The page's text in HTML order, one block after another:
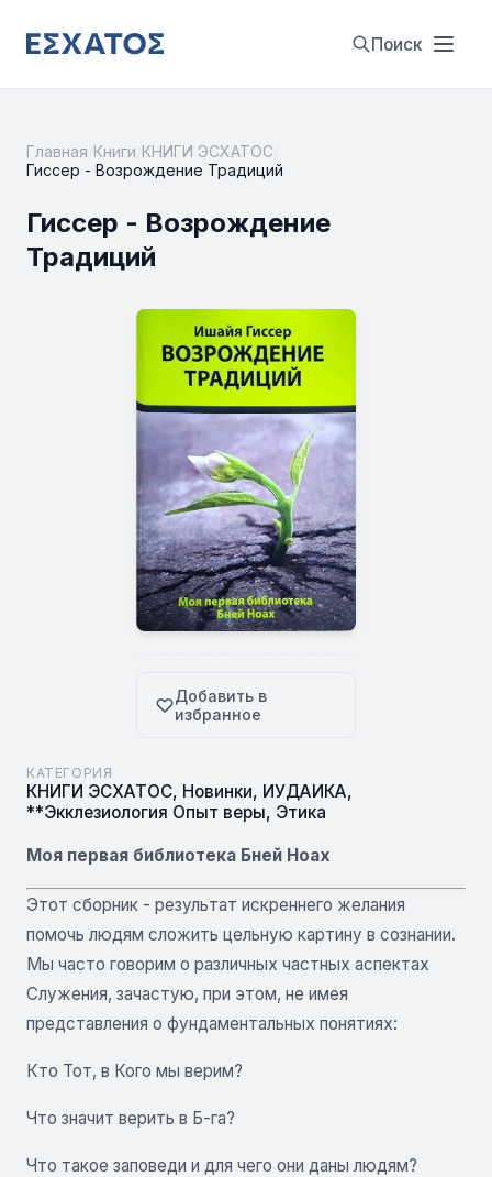
Поиск
Главная Книги КНИГИ ЭСХАТОС
Гиссер - Возрождение Традиций
Гиссер - Возрождение
Традиций
Добавить в
избранное
КАТЕГОРИЯ
КНИГИ ЭСХАТОС, Новинки, ИУДАИКА,
**Экклезиология Опыт веры, Этика
Моя первая библиотека Бней Ноах
Этот сборник - результат искреннего желания
помочь людям сложить цельную картину в сознании.
Мы часто говорим о различных частных аспектах
Служения, зачастую, при этом, не имея
представления о фундаментальных понятиях:
Кто Тот, в Кого мы верим?
Что значит верить в Б-га?
Что такое заповеди и для чего они даны людям?